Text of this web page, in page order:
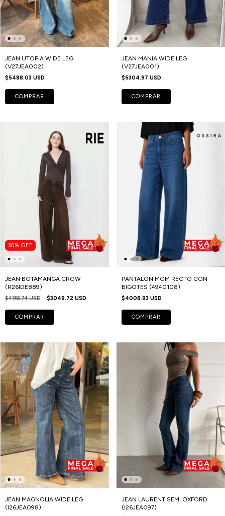
JEAN UTOPIA WIDE LEG
(V27JEA002)
$5488.03 USD
COMPRAR
JEAN MANIA WIDE LEG
(V27JEA001)
$5304.97 USD
COMPRAR
30% OFF
JEAN BOTAMANGA CROW
(R26IDE889)
$4356.74 USD $3049.72 USD
COMPRAR
PANTALON MOM RECTO CON
BIGOTES (4940108)
$4008.93 USD
COMPRAR
JEAN MAGNOLIA WIDE LEG
(I26JEA098)
JEAN LAURENT SEMI OXFORD
(I26JEA097)